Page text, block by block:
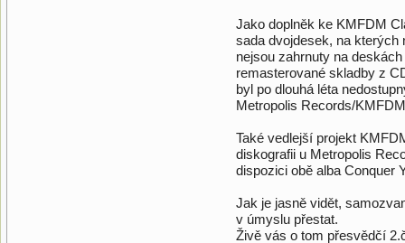
Jako doplněk ke KMFDM
sada dvojdesek, na
nejsou zahrnuty na
remasterované skladby z
byl po dlouhá léta
Metropolis Records/
Také vedlejší projekt
diskografii u Metropolis
dispozici obě alba Conquer
Jak je jasně vidět,
v úmyslu přestat.
Živě vás o tom přesvědčí